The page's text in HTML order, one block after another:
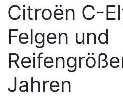
Citroën C-
Felgen und
Jahren